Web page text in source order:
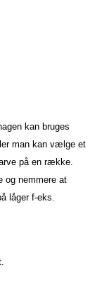
kan bruges
man kan vælge et
på en række.
og nemmere at
låger f-eks.